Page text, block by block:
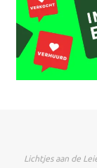
Lichtjes aan de